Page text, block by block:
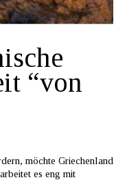
“von
möchte Griechenland
es eng mit